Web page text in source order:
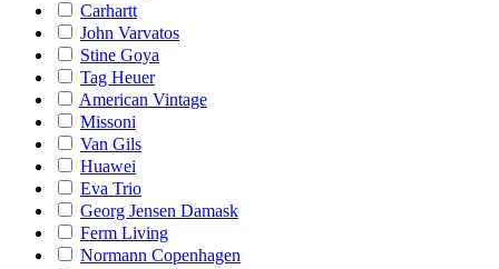
Carhartt
John Varvatos
Stine Goya
Tag Heuer
American Vintage
Missoni
Van Gils
Huawei
Eva Trio
Georg Jensen Damask
Ferm Living
Normann Copenhagen